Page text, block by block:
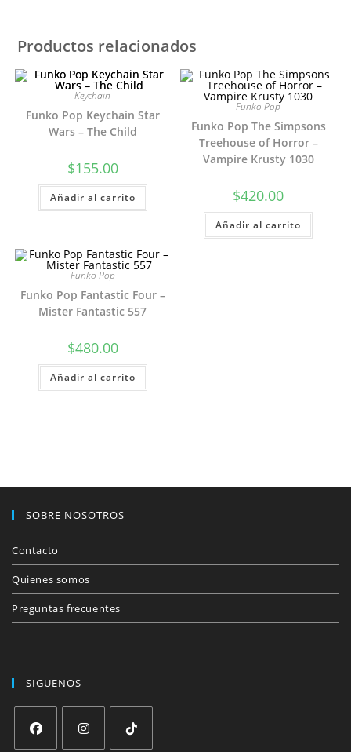
Productos relacionados
Keychain
Funko Pop Keychain Star
Wars – The Child
$155.00
Añadir al carrito
Funko Pop
Funko Pop The Simpsons
Treehouse of Horror –
Vampire Krusty 1030
$420.00
Añadir al carrito
Funko Pop
Funko Pop Fantastic Four –
Mister Fantastic 557
$480.00
Añadir al carrito
SOBRE NOSOTROS
Contacto
Quienes somos
Preguntas frecuentes
SIGUENOS